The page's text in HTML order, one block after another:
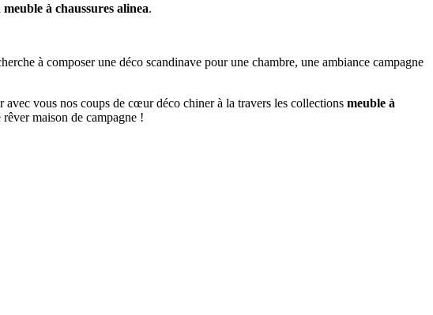
meuble à chaussures alinea.
à composer une déco scandinave pour une chambre, une ambiance campagne
vous nos coups de cœur déco chiner à la travers les collections meuble à
maison de campagne !